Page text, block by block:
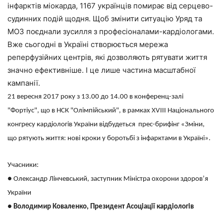
інфарктів міокарда, 1167 українців помирає від серцево-
судинних подій щодня. Щоб змінити ситуацію Уряд та
МОЗ поєднали зусилля з професіоналами-кардіологами.
Вже сьогодні в Україні створюється мережа
реперфузійних центрів, які дозволяють рятувати життя
значно ефективніше. І це лише частина масштабної
кампанії.
21 вересня 2017 року з 13.00 до 14.00 в конференц-залі
"Фортіус", що в НСК "Олімпійський", в рамках XVIII Національного
конгресу кардіологів України відбудеться прес-брифінг «Зміни,
що рятують життя: нові кроки у боротьбі з інфарктами в Україні».
Учасники:
● Олександр Лінчевський, заступник Міністра охорони здоров’я
України
● Володимир Коваленко, Президент Асоціації кардіологів